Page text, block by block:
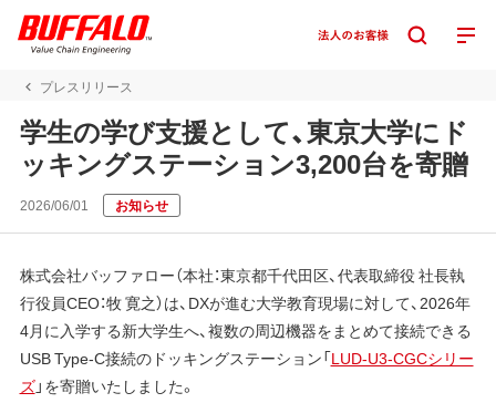
プレスリリース
学生の学び支援として、東京大学にド
ッキングステーション3,200台を寄贈
2026/06/01 お知らせ
株式会社バッファロー（本社：東京都千代田区、代表取締役 社長執
行役員CEO：牧 寛之）は、DXが進む大学教育現場に対して、2026年
4月に入学する新大学生へ、複数の周辺機器をまとめて接続できる
USB Type-C接続のドッキングステーション「LUD-U3-CGCシリー
ズ」を寄贈いたしました。